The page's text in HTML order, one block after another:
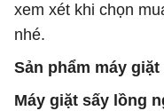
xem xét khi chọn
nhé.
Sản phẩm máy
Máy giặt sấy lồng